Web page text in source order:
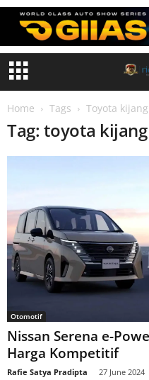
Home Tags Toyota
Tag: toyota
Otomotif
Nissan Serena e-
Harga Kompetitif
Rafie Satya Pradipta 27 June 2024